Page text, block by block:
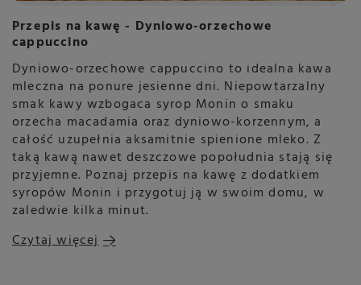
Przepis na kawę - Dyniowo-orzechowe
cappuccino
Dyniowo-orzechowe cappuccino to idealna kawa
mleczna na ponure jesienne dni. Niepowtarzalny
smak kawy wzbogaca syrop Monin o smaku
orzecha macadamia oraz dyniowo-korzennym, a
całość uzupełnia aksamitnie spienione mleko. Z
taką kawą nawet deszczowe popołudnia stają się
przyjemne. Poznaj przepis na kawę z dodatkiem
syropów Monin i przygotuj ją w swoim domu, w
zaledwie kilka minut.
Czytaj więcej